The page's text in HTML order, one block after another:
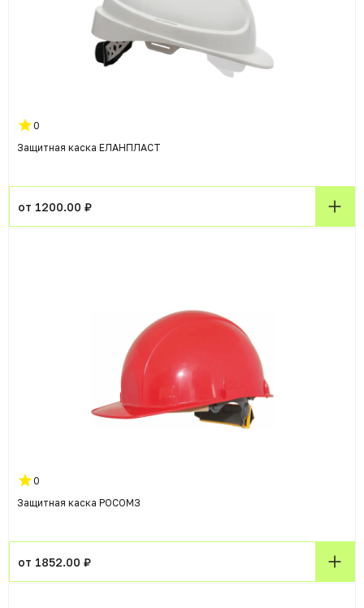
0
Защитная каска ЕЛАНПЛАСТ
от 1200.00 ₽
0
Защитная каска РОСОМЗ
от 1852.00 ₽